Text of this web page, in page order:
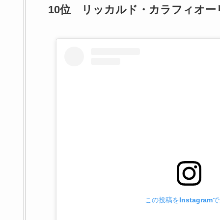
10位 リッカルド・カラフィオー
この投稿をInstagramで